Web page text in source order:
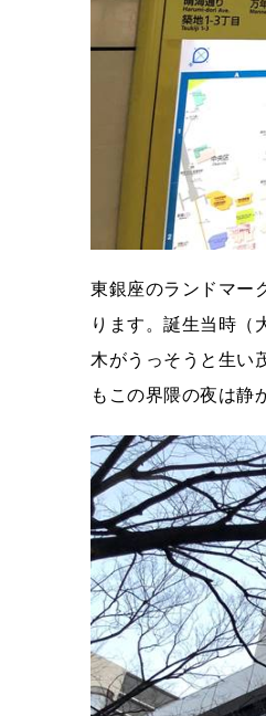
東銀座のランドマー
ります。誕生当時（
木がうっそうと生い
もこの界隈の夜は静